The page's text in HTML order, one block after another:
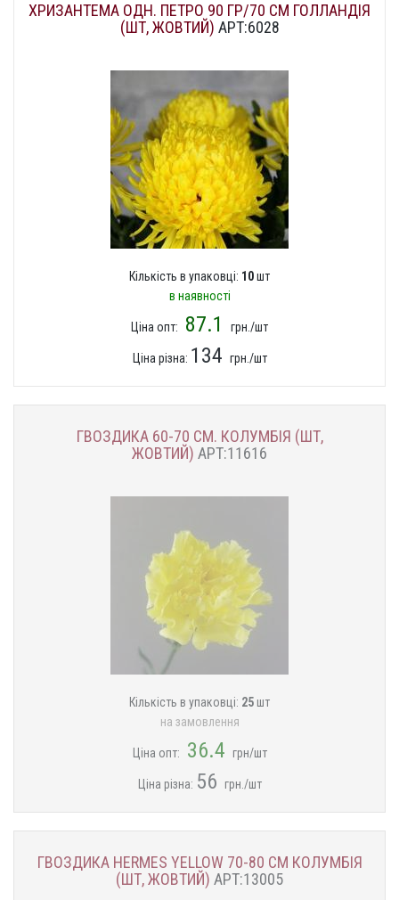
ХРИЗАНТЕМА ОДН. ПЕТРО 90 ГР/70 СМ ГОЛЛАНДІЯ
(ШТ, ЖОВТИЙ) АРТ:6028
Кількість в упаковці: 10шт
в наявності
Ціна опт: 87.1 грн./шт
Ціна різна: 134 грн./шт
ГВОЗДИКА 60-70 СМ. КОЛУМБІЯ (ШТ,
ЖОВТИЙ) АРТ:11616
Кількість в упаковці: 25 шт
на замовлення
Ціна опт: 36.4 грн/шт
Ціна різна: 56 грн./шт
ГВОЗДИКА HERMES YELLOW 70-80 СМ КОЛУМБІЯ
(ШТ, ЖОВТИЙ) АРТ:13005